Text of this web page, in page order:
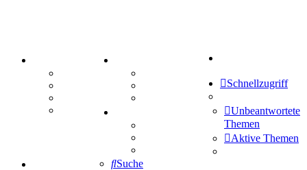
Mastodon
Treffenübersicht
Zitatesammlung
Schiffe versenken
Schnellzugriff
Unbeantwortete
Themen
Aktive Themen
Suche